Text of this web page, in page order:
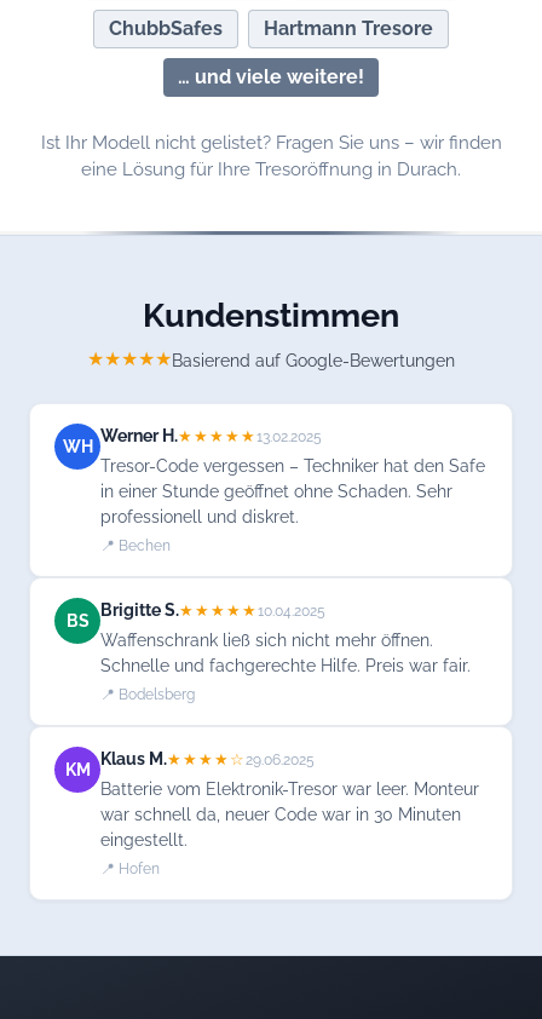
ChubbSafes Hartmann Tresore
… und viele weitere!
Ist Ihr Modell nicht gelistet? Fragen Sie uns – wir finden
eine Lösung für Ihre Tresoröffnung in Durach.
Kundenstimmen
★★★★★Basierend auf Google-Bewertungen
WH
Werner H.★★★★★13.02.2025
Tresor-Code vergessen – Techniker hat den Safe
in einer Stunde geöffnet ohne Schaden. Sehr
professionell und diskret.
📍 Bechen
BS
Brigitte S.★★★★★10.04.2025
Waffenschrank ließ sich nicht mehr öffnen.
Schnelle und fachgerechte Hilfe. Preis war fair.
📍 Bodelsberg
KM
Klaus M.★★★★☆ 29.06.2025
Batterie vom Elektronik-Tresor war leer. Monteur
war schnell da, neuer Code war in 30 Minuten
eingestellt.
📍 Hofen